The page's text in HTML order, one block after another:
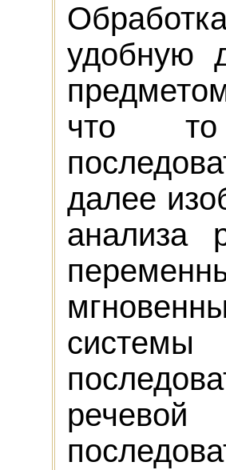
удобную
что то
далее
анализа
системы